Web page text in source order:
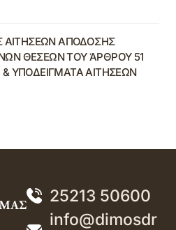
ΑΠΟΔΟΣΗΣ
ΘΕΣΕΩΝ ΤΟΥ ΆΡΘΡΟΥ 51
ΑΙΤΗΣΕΩΝ
25213 50600
info@dimosdr